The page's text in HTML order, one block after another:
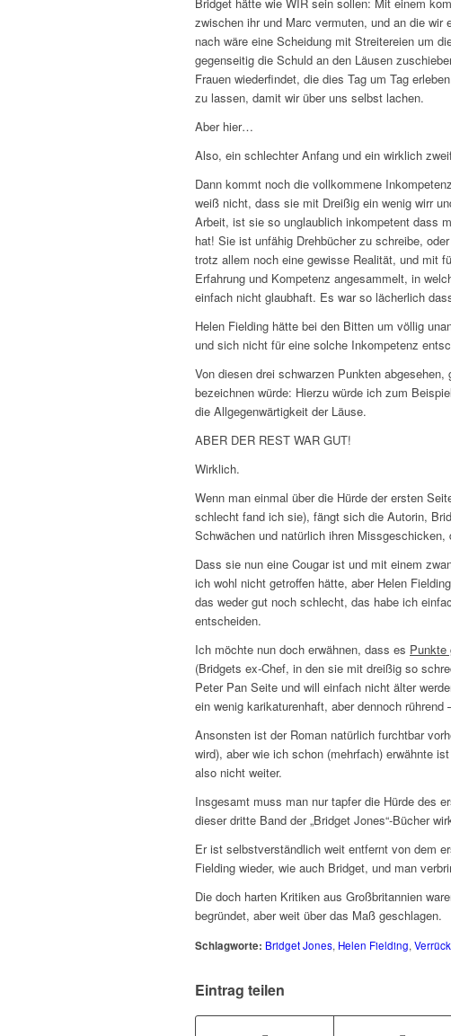
zwischen ihr und Marc vermuten, und an die wir
nach wäre eine Scheidung mit Streitereien um
gegenseitig die Schuld an den Läusen
Frauen wiederfindet, die dies Tag um Tag
zu lassen, damit wir über uns selbst lachen.
Aber hier…
Also, ein schlechter Anfang und ein wirklich
Dann kommt noch die vollkommene
weiß nicht, dass sie mit Dreißig ein wenig wirr
Arbeit, ist sie so unglaublich inkompetent dass
hat! Sie ist unfähig Drehbücher zu schreibe,
trotz allem noch eine gewisse Realität, und mit
Erfahrung und Kompetenz angesammelt, in
einfach nicht glaubhaft. Es war so lächerlich
Helen Fielding hätte bei den Bitten um völlig
und sich nicht für eine solche Inkompetenz
Von diesen drei schwarzen Punkten
bezeichnen würde: Hierzu würde ich zum
die Allgegenwärtigkeit der Läuse.
ABER DER REST WAR GUT!
Wirklich.
Wenn man einmal über die Hürde der ersten
schlecht fand ich sie), fängt sich die Autorin,
Schwächen und natürlich ihren
Dass sie nun eine Cougar ist und mit einem
ich wohl nicht getroffen hätte, aber Helen
das weder gut noch schlecht, das habe ich
entscheiden.
Ich möchte nun doch erwähnen, dass es Punkte
(Bridgets ex-Chef, in den sie mit dreißig so
Peter Pan Seite und will einfach nicht älter
ein wenig karikaturenhaft, aber dennoch rührend
Ansonsten ist der Roman natürlich furchtbar
wird), aber wie ich schon (mehrfach) erwähnte
also nicht weiter.
Insgesamt muss man nur tapfer die Hürde des
dieser dritte Band der „Bridget Jones“-Bücher
Er ist selbstverständlich weit entfernt von dem
Fielding wieder, wie auch Bridget, und man
Die doch harten Kritiken aus Großbritannien
begründet, aber weit über das Maß geschlagen.
Schlagworte: Bridget Jones, Helen Fielding,
Eintrag teilen